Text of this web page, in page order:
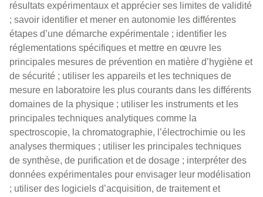
résultats expérimentaux et apprécier ses limites de validité
; savoir identifier et mener en autonomie les différentes
étapes d’une démarche expérimentale ; identifier les
réglementations spécifiques et mettre en œuvre les
principales mesures de prévention en matière d’hygiène et
de sécurité ; utiliser les appareils et les techniques de
mesure en laboratoire les plus courants dans les différents
domaines de la physique ; utiliser les instruments et les
principales techniques analytiques comme la
spectroscopie, la chromatographie, l’électrochimie ou les
analyses thermiques ; utiliser les principales techniques
de synthèse, de purification et de dosage ; interpréter des
données expérimentales pour envisager leur modélisation
; utiliser des logiciels d’acquisition, de traitement et